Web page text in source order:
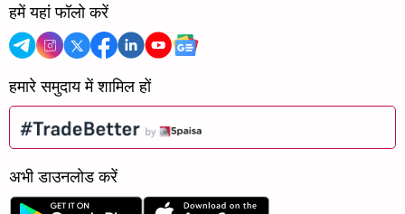
हमें यहां फॉलो करें
हमारे समुदाय में शामिल हों
अभी डाउनलोड करें